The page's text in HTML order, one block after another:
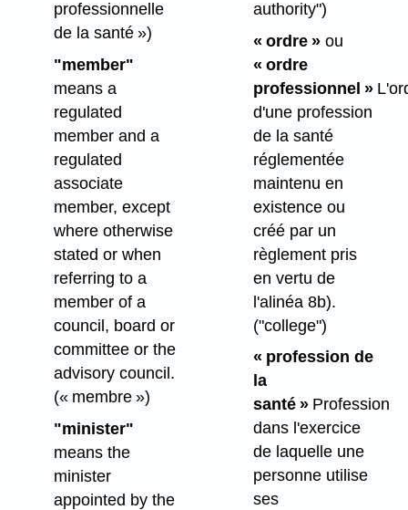
professionnelle
de la santé »)
"member"
means a
regulated
member and a
regulated
associate
member, except
where otherwise
stated or when
referring to a
member of a
council, board or
committee or the
advisory council.
(« membre »)
"minister"
means the
minister
appointed by the
authority")
« ordre »ou
« ordre
professionnel »
d'une profession
de la santé
réglementée
maintenu en
existence ou
créé par un
règlement pris
en vertu de
l'alinéa 8b).
("college")
« profession de
la
santé »Profession
dans l'exercice
de laquelle une
personne utilise
ses